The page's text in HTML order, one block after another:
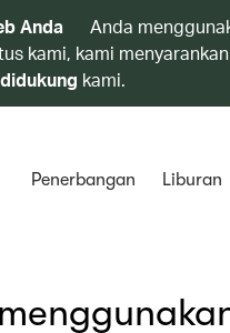
Anda
Anda
kami, kami
kami.
Penerbangan Liburan